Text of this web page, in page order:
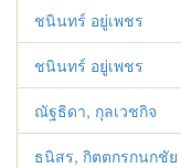
ชนินทร์ อยู่เพชร
ชนินทร์ อยู่เพชร
ณัฐธิดา, กุลเวชกิจ
ธนิสร, กิตตกรกนกชัย